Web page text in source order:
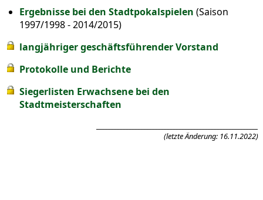
Ergebnisse bei den Stadtpokalspielen (Saison
1997/1998 - 2014/2015)
langjähriger geschäftsführender Vorstand
Protokolle und Berichte
Siegerlisten Erwachsene bei den
Stadtmeisterschaften
(letzte Änderung: 16.11.2022)